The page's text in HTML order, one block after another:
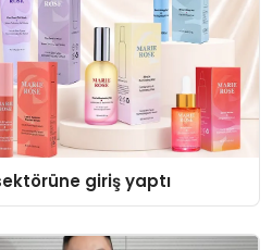
giriş yaptı